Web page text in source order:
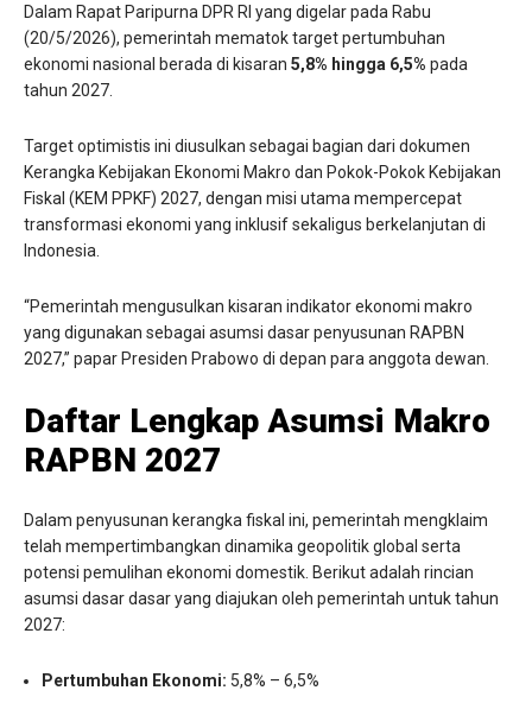
Dalam Rapat Paripurna DPR RI yang digelar pada Rabu
(20/5/2026), pemerintah mematok target pertumbuhan
ekonomi nasional berada di kisaran 5,8% hingga 6,5% pada
tahun 2027.
Target optimistis ini diusulkan sebagai bagian dari dokumen
Kerangka Kebijakan Ekonomi Makro dan Pokok-Pokok Kebijakan
Fiskal (KEM PPKF) 2027, dengan misi utama mempercepat
transformasi ekonomi yang inklusif sekaligus berkelanjutan di
Indonesia.
“Pemerintah mengusulkan kisaran indikator ekonomi makro
yang digunakan sebagai asumsi dasar penyusunan RAPBN
2027,” papar Presiden Prabowo di depan para anggota dewan.
Daftar Lengkap Asumsi Makro
RAPBN 2027
Dalam penyusunan kerangka fiskal ini, pemerintah mengklaim
telah mempertimbangkan dinamika geopolitik global serta
potensi pemulihan ekonomi domestik. Berikut adalah rincian
asumsi dasar dasar yang diajukan oleh pemerintah untuk tahun
2027:
Pertumbuhan Ekonomi: 5,8% – 6,5%